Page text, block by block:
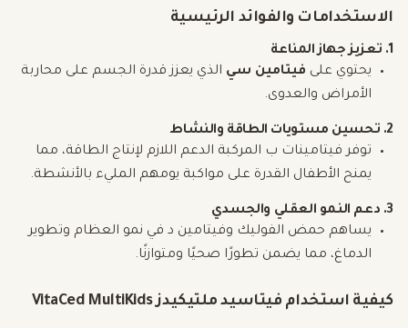
الاستخدامات والفوائد الرئيسية
1. تعزيز جهاز المناعة
يحتوي على فيتامين سي الذي يعزز قدرة الجسم على محاربة
الأمراض والعدوى.
2. تحسين مستويات الطاقة والنشاط
توفر فيتامينات ب المركبة الدعم اللازم لإنتاج الطاقة، مما
يمنح الأطفال القدرة على مواكبة يومهم المليء بالأنشطة.
3. دعم النمو العقلي والجسدي
يساهم حمض الفوليك وفيتامين د في نمو العظام وتطوير
الدماغ، مما يضمن تطورًا صحيًا ومتوازنًا.
كيفية استخدام فيتاسيد ملتيكيدز VitaCed MultiKids